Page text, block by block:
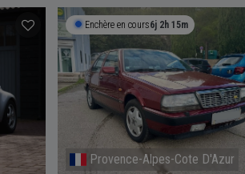
Termine bientôt2h 30m 49s
Frankfurt